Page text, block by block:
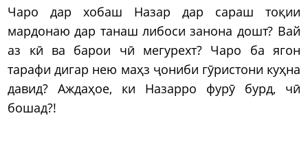
Чаро дар хобаш Назар дар сараш тоқии
мардонаю дар танаш либоси занона дошт? Вай
аз кӣ ва барои чӣ мегурехт? Чаро ба ягон
тарафи дигар нею маҳз ҷониби гӯристони куҳна
давид? Аждаҳое, ки Назарро фурӯ бурд, чӣ
бошад?!